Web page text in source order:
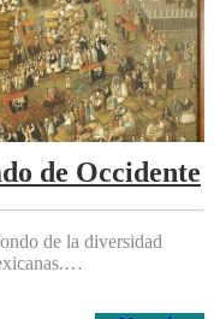
de Occidente
de la diversidad